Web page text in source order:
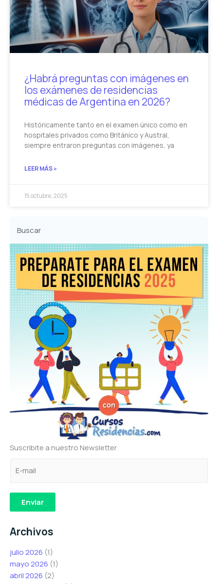
¿Habrá preguntas con imágenes en
los exámenes de residencias
médicas de Argentina en 2026?
Históricamente tanto en el examen único como en
hospitales privados como Británico y Austral,
siempre entraron preguntas con imágenes, ya
LEER MÁS »
15 octubre, 2025
Suscribite a nuestro Newsletter
e
e
e
c
t
t
ó
i
c
o
e
e
e
c
t
Enviar
Archivos
julio 2026 (1)
mayo 2026 (1)
abril 2026 (2)